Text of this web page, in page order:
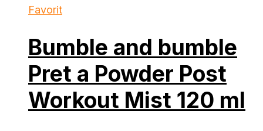
Favorit
Bumble and bumble
Pret a Powder Post
Workout Mist 120 ml